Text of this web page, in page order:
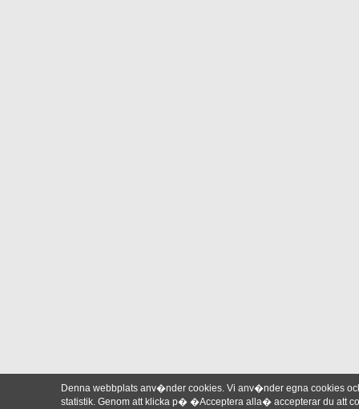
Denna webbplats anv�nder cookies. Vi anv�nder egna cookies
statistik. Genom att klicka p� �Acceptera alla� accepterar du att